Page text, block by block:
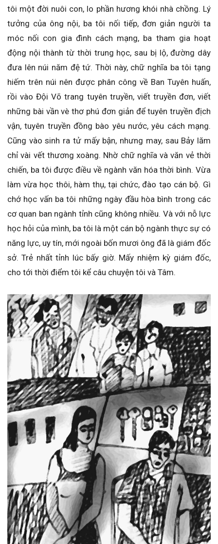
tôi một đời nuôi con, lo phần hương khói nhà chồng. Lý
tưởng của ông nội, ba tôi nối tiếp, đơn giản người ta
móc nối con gia đình cách mạng, ba tham gia hoạt
động nội thành từ thời trung học, sau bị lộ, đường dây
đưa lên núi năm đệ tứ. Thời này, chữ nghĩa ba tôi tạng
hiếm trên núi nên được phân công về Ban Tuyên huấn,
rồi vào Đội Võ trang tuyên truyền, viết truyền đơn, viết
những bài vần vè thơ phú đơn giản để tuyên truyền địch
vận, tuyên truyền đồng bào yêu nước, yêu cách mạng.
Cũng vào sinh ra tử mấy bận, nhưng may, sau Bảy lăm
chỉ vài vết thương xoàng. Nhờ chữ nghĩa và văn vẻ thời
chiến, ba tôi được điều về ngành văn hóa thời bình. Vừa
làm vừa học thôi, hàm thụ, tại chức, đào tạo cán bộ. Gì
chớ học vấn ba tôi những ngày đầu hòa bình trong các
cơ quan ban ngành tỉnh cũng không nhiều. Và với nỗ lực
học hỏi của mình, ba tôi là một cán bộ ngành thực sự có
năng lực, uy tín, mới ngoài bốn mươi ông đã là giám đốc
sở. Trẻ nhất tỉnh lúc bấy giờ. Mấy nhiệm kỳ giám đốc,
cho tới thời điểm tôi kể câu chuyện tôi và Tâm.